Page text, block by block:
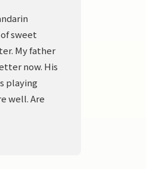
sweet
My father
now. His
playing
well. Are